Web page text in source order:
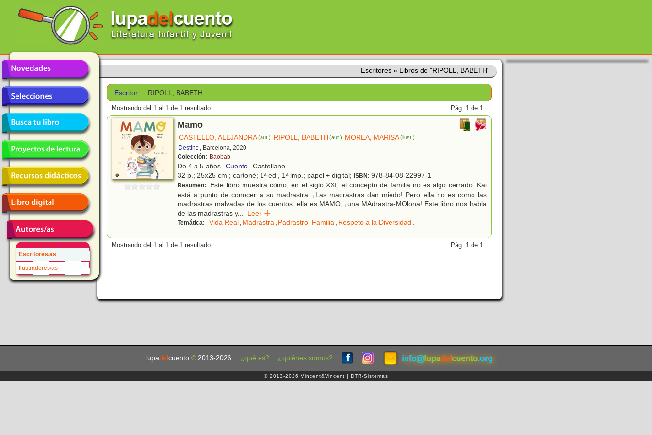
Escritores/as
Ilustradores/as
Escritores » Libros de "RIPOLL, BABETH"
Escritor: RIPOLL, BABETH
Mostrando del 1 al 1 de 1 resultado. Pág. 1 de 1.
Mamo
CASTELLÓ, ALEJANDRA(aut.) RIPOLL, BABETH (aut.) MOREA, MARISA(ilust.)
Destino , Barcelona, 2020
Colección: Baobab
De 4 a 5 años. Cuento. Castellano.
32 p.; 25x25 cm.; cartoné; 1ª ed., 1ª imp.; papel + digital; ISBN: 978-84-08-22997-1
Resumen:
Este libro muestra cómo, en el siglo XXI, el concepto de familia no es algo cerrado. Kai
está a punto de conocer a su madrastra. ¡Las madrastras dan miedo! Pero ella no es como las
madrastras malvadas de los cuentos. ella es MAMO, ¡una MAdrastra-MOlona! Este libro nos habla
de las madrastras y... Leer
Temática: Vida Real, Madrastra, Padrastro, Familia, Respeto a la Diversidad .
Mostrando del 1 al 1 de 1 resultado. Pág. 1 de 1.
lupadel cuento © 2013-2026 ¿qué es? ¿quiénes somos?
© 2013-2026 Vincent&Vincent | DTR-Sistemas